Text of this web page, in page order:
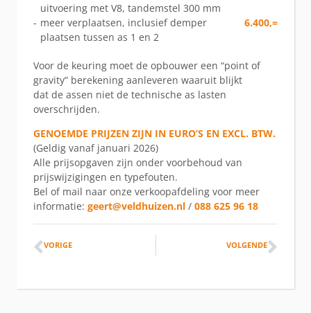
-
uitvoering met V8, tandemstel 300 mm
meer verplaatsen, inclusief demper
plaatsen tussen as 1 en 2
6.400,=
Voor de keuring moet de opbouwer een “point of
gravity” berekening aanleveren waaruit blijkt
dat de assen niet de technische as lasten
overschrijden.
GENOEMDE PRIJZEN ZIJN IN EURO’S EN EXCL. BTW.
(Geldig vanaf januari 2026)
Alle prijsopgaven zijn onder voorbehoud van
prijswijzigingen en typefouten.
Bel of mail naar onze verkoopafdeling voor meer
informatie: geert@veldhuizen.nl / 088 625 96 18
VOLGENDE
VORIGE